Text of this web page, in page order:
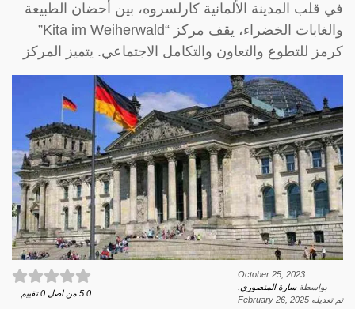
في قلب المدينة الألمانية كارلسروه، بين أحضان الطبيعة
والغابات الخضراء، يقف مركز “Kita im Weiherwald”
كرمز للتطوع والتعاون والتكامل الاجتماعي. يتميز المركز
October 25, 2023
بواسطةسارة المنصوري
تم تعديله February 26, 2025
0
5 من اصل 0 تقييم.